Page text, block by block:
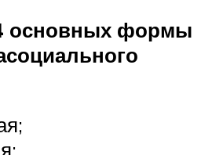
основных формы